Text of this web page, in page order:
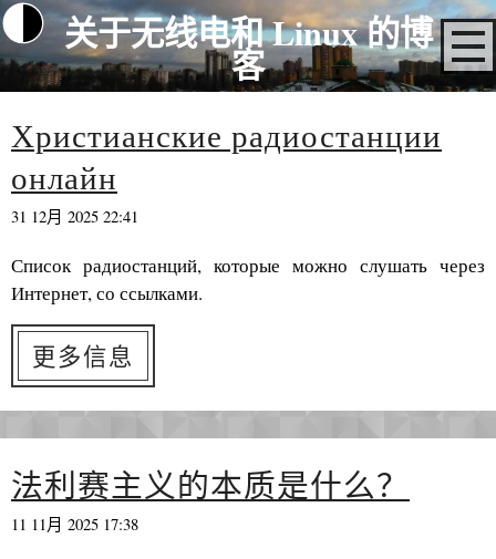
关于无线电和 Linux 的博
客
Христианские радиостанции
онлайн
31 12月 2025 22:41
Список радиостанций, которые можно слушать через
Интернет, со ссылками.
更多信息
法利赛主义的本质是什么？
11 11月 2025 17:38